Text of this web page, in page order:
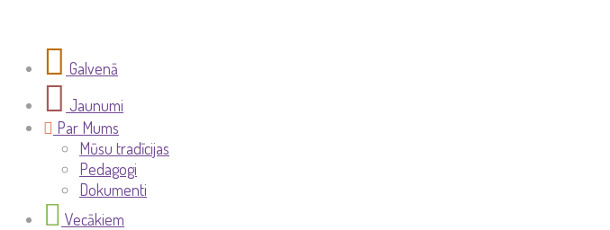
Galvenā
Jaunumi
Par Mums
Mūsu tradīcijas
Pedagogi
Dokumenti
Vecākiem